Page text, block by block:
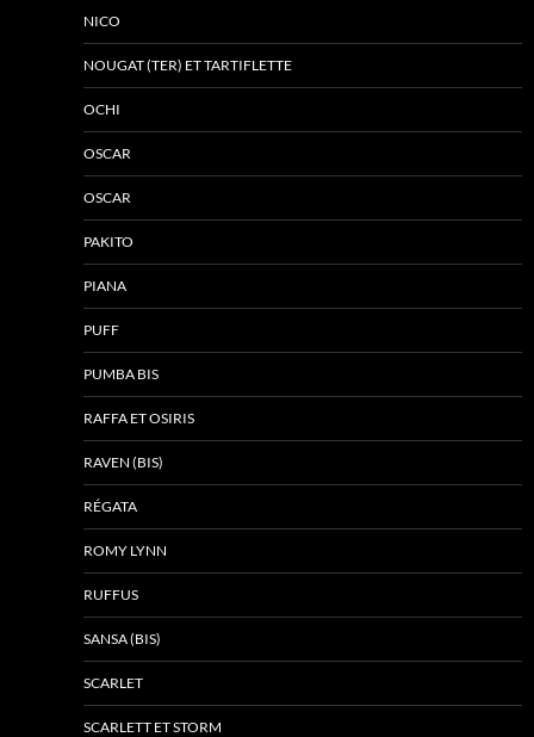
NICO
NOUGAT (TER) ET TARTIFLETTE
OCHI
OSCAR
OSCAR
PAKITO
PIANA
PUFF
PUMBA BIS
RAFFA ET OSIRIS
RAVEN (BIS)
RÉGATA
ROMY LYNN
RUFFUS
SANSA (BIS)
SCARLET
SCARLETT ET STORM